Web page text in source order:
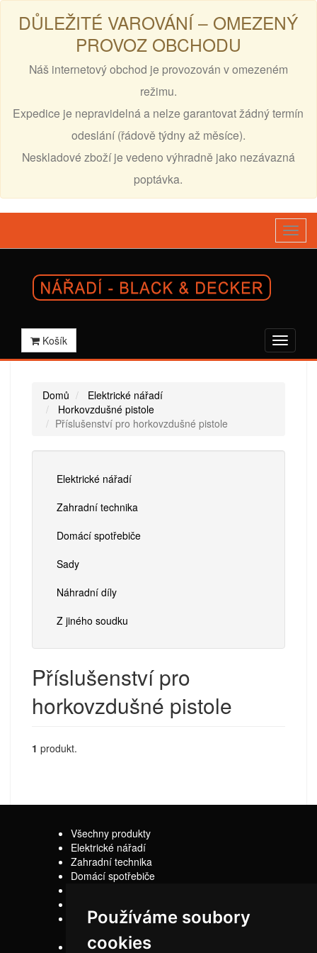
Používáme soubory
cookies
DŮLEŽITÉ VAROVÁNÍ – OMEZENÝ
PROVOZ OBCHODU
Náš internetový obchod je provozován v omezeném
režimu.
Expedice je nepravidelná a nelze garantovat žádný termín
odeslání (řádově týdny až měsíce).
Neskladové zboží je vedeno výhradně jako nezávazná
poptávka.
Košík
Domů
Elektrické nářadí
Horkovzdušné pistole
Příslušenství pro horkovzdušné pistole
Elektrické nářadí
Zahradní technika
Domácí spotřebiče
Sady
Náhradní díly
Z jiného soudku
Příslušenství pro
horkovzdušné pistole
1 produkt.
Všechny produkty
Elektrické nářadí
Zahradní technika
Domácí spotřebiče
Z jiného soudku
Kontakty